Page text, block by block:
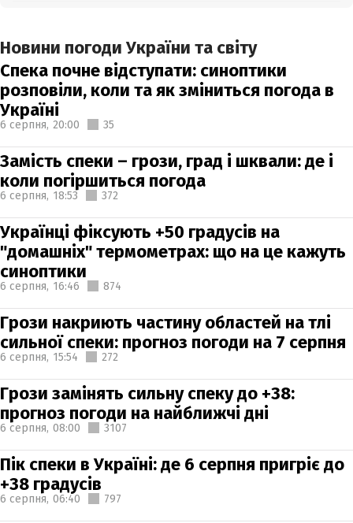
Новини погоди України та світу
Спека почне відступати: синоптики
розповіли, коли та як зміниться погода в
Україні
6 серпня, 20:00 35
Замість спеки – грози, град і шквали: де і
коли погіршиться погода
6 серпня, 18:53 372
Українці фіксують +50 градусів на
"домашніх" термометрах: що на це кажуть
синоптики
6 серпня, 16:46 874
Грози накриють частину областей на тлі
сильної спеки: прогноз погоди на 7 серпня
6 серпня, 15:54 272
Грози замінять сильну спеку до +38:
прогноз погоди на найближчі дні
6 серпня, 08:00 3107
Пік спеки в Україні: де 6 серпня пригріє до
+38 градусів
6 серпня, 06:40 797